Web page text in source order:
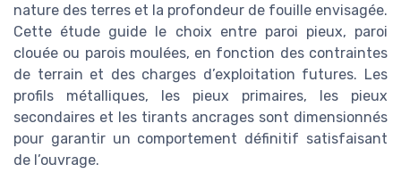
nature des terres et la profondeur de fouille envisagée.
Cette étude guide le choix entre paroi pieux, paroi
clouée ou parois moulées, en fonction des contraintes
de terrain et des charges d’exploitation futures. Les
profils métalliques, les pieux primaires, les pieux
secondaires et les tirants ancrages sont dimensionnés
pour garantir un comportement définitif satisfaisant
de l’ouvrage.